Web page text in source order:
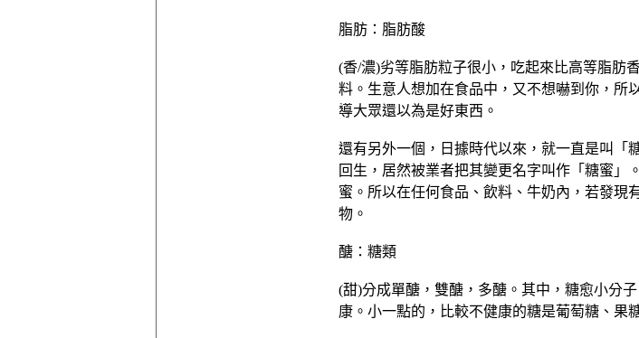
脂肪：脂肪酸
(香/濃)劣等脂肪粒子很小，吃起來比高等脂肪
料。生意人想加在食品中，又不想嚇到你，所
導大眾還以為是好東西。
還有另外一個，日據時代以來，就一直是叫「
回生，居然被業者把其變更名字叫作「糖蜜」
蜜。所以在任何食品、飲料、牛奶內，若發現
物。
醣：糖類
(甜)分成單醣，雙醣，多醣。其中，糖愈小分
康。小一點的，比較不健康的糖是葡萄糖、果